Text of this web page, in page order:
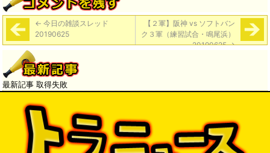
← 今日の雑談スレッド
20190625
【２軍】阪神 vs ソフトバン
ク３軍（練習試合・鳴尾浜）
20190625→
最新記事 取得失敗